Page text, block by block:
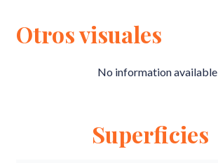
Otros visuales
No information available
Superficies